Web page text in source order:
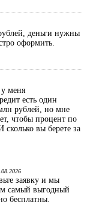
деньги нужны
оформить.
меня
есть один
рублей, но мне
чтобы процент по
вы берете за
заявку и мы
самый выгодный
бесплатны.